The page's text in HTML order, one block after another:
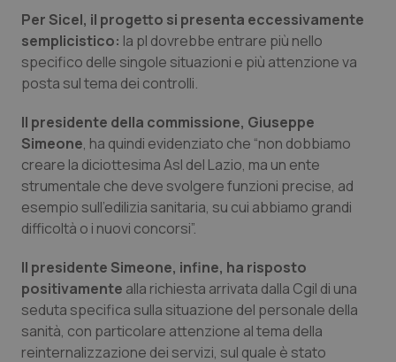
Valle D’Aosta
Veneto
Oncodermatologia
Oncoematologia
Oncologia & Nutrizione
Psoriasi & pelle
Quotidiano Cardiologia
Quotidiano Chirurgia
Quotidiano Oncologia
Per Sicel, il progetto si presenta eccessivamente
semplicistico: la pl dovrebbe entrare più nello
specifico delle singole situazioni e più attenzione va
posta sul tema dei controlli.
Il presidente della commissione, Giuseppe
Simeone, ha quindi evidenziato che “non dobbiamo
creare la diciottesima Asl del Lazio, ma un ente
strumentale che deve svolgere funzioni precise, ad
esempio sull’edilizia sanitaria, su cui abbiamo grandi
difficoltà o i nuovi concorsi”.
Il presidente Simeone, infine, ha risposto
positivamente alla richiesta arrivata dalla Cgil di una
seduta specifica sulla situazione del personale della
sanità, con particolare attenzione al tema della
reinternalizzazione dei servizi, sul quale è stato